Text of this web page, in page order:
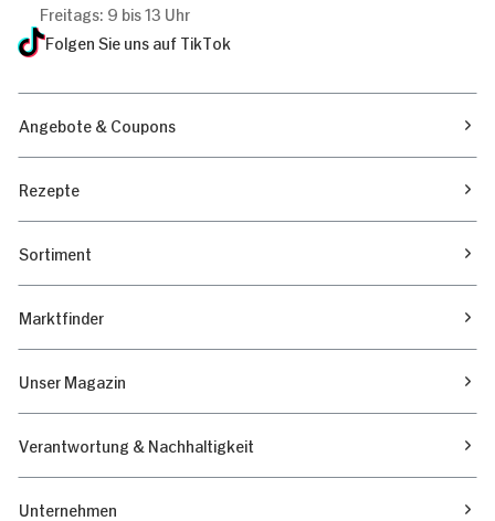
Freitags: 9 bis 13 Uhr
Folgen Sie uns auf TikTok
Angebote & Coupons
Rezepte
Sortiment
Marktfinder
Unser Magazin
Verantwortung & Nachhaltigkeit
Unternehmen